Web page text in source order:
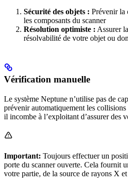
Sécurité des objets : Prévenir la
les composants du scanner
Résolution optimiste : Assurer
résolvabilité de votre objet ou
Vérification manuelle
Le système Neptune n’utilise pas de
prévenir automatiquement les collisions
il incombe à l’exploitant d’assurer des
Important: Toujours effectuer un
porte du scanner ouverte. Cela fournit
votre partie, de la source de rayons X